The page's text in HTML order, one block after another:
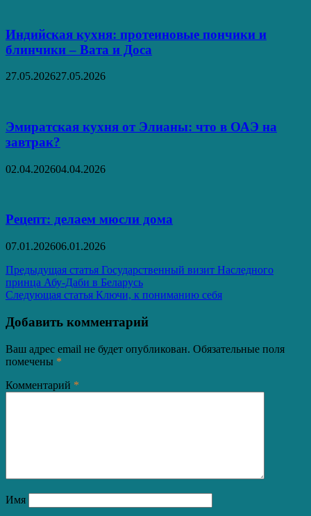
Индийская кухня: протеиновые пончики и
блинчики – Вата и Доса
27.05.202627.05.2026
Эмиратская кухня от Элианы: что в ОАЭ на
завтрак?
02.04.202604.04.2026
Рецепт: делаем мюсли дома
07.01.202606.01.2026
Навигация
по
Предыдущая статья Государственный визит Наследного
принца Абу-Даби в Беларусь
Следующая статья Ключи, к пониманию себя
Добавить комментарий
Ваш адрес email не будет опубликован. Обязательные поля
помечены *
Комментарий *
Имя